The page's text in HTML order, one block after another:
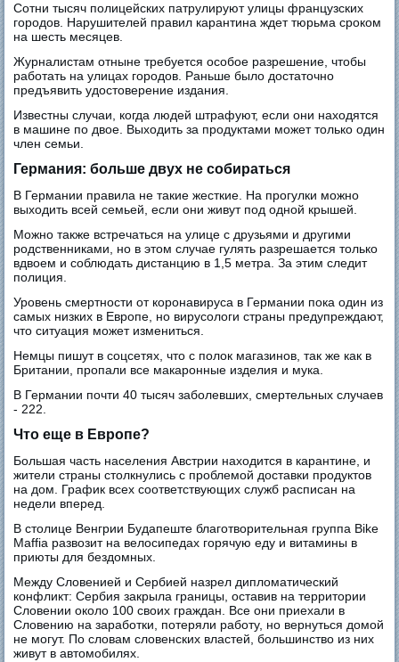
Сотни тысяч полицейских патрулируют улицы французских
городов. Нарушителей правил карантина ждет тюрьма сроком
на шесть месяцев.
Журналистам отныне требуется особое разрешение, чтобы
работать на улицах городов. Раньше было достаточно
предъявить удостоверение издания.
Известны случаи, когда людей штрафуют, если они находятся
в машине по двое. Выходить за продуктами может только один
член семьи.
Германия: больше двух не собираться
В Германии правила не такие жесткие. На прогулки можно
выходить всей семьей, если они живут под одной крышей.
Можно также встречаться на улице с друзьями и другими
родственниками, но в этом случае гулять разрешается только
вдвоем и соблюдать дистанцию в 1,5 метра. За этим следит
полиция.
Уровень смертности от коронавируса в Германии пока один из
самых низких в Европе, но вирусологи страны предупреждают,
что ситуация может измениться.
Немцы пишут в соцсетях, что с полок магазинов, так же как в
Британии, пропали все макаронные изделия и мука.
В Германии почти 40 тысяч заболевших, смертельных случаев
- 222.
Что еще в Европе?
Большая часть населения Австрии находится в карантине, и
жители страны столкнулись с проблемой доставки продуктов
на дом. График всех соответствующих служб расписан на
недели вперед.
В столице Венгрии Будапеште благотворительная группа Bike
Maffia развозит на велосипедах горячую еду и витамины в
приюты для бездомных.
Между Словенией и Сербией назрел дипломатический
конфликт: Сербия закрыла границы, оставив на территории
Словении около 100 своих граждан. Все они приехали в
Словению на заработки, потеряли работу, но вернуться домой
не могут. По словам словенских властей, большинство из них
живут в автомобилях.